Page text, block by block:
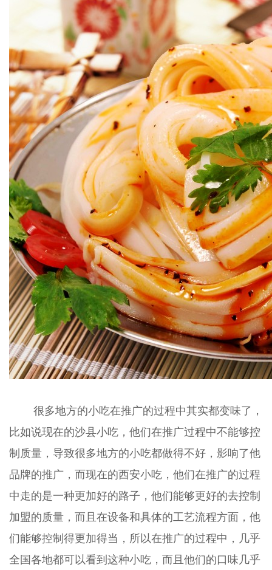
很多地方的小吃在推广的过程中其实都变味了，
比如说现在的沙县小吃，他们在推广过程中不能够控
制质量，导致很多地方的小吃都做得不好，影响了他
品牌的推广，而现在的西安小吃，他们在推广的过程
中走的是一种更加好的路子，他们能够更好的去控制
加盟的质量，而且在设备和具体的工艺流程方面，他
们能够控制得更加得当，所以在推广的过程中，几乎
全国各地都可以看到这种小吃，而且他们的口味几乎